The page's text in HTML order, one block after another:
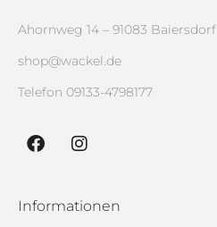
Ahornweg 14 – 91083 Baiersdorf
shop@wackel.de
Telefon 09133-4798177
Informationen